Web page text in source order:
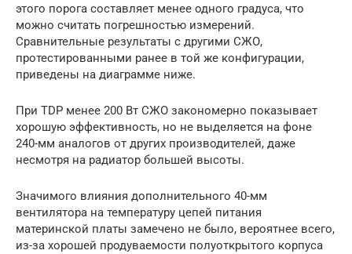
этого порога составляет менее одного градуса, что
можно считать погрешностью измерений.
Сравнительные результаты с другими СЖО,
протестированными ранее в той же конфигурации,
приведены на диаграмме ниже.
При TDP менее 200 Вт СЖО закономерно показывает
хорошую эффективность, но не выделяется на фоне
240-мм аналогов от других производителей, даже
несмотря на радиатор большей высоты.
Значимого влияния дополнительного 40-мм
вентилятора на температуру цепей питания
материнской платы замечено не было, вероятнее всего,
из-за хорошей продуваемости полуоткрытого корпуса